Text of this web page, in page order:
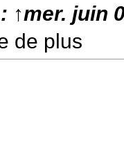
↑mer. juin
de plus